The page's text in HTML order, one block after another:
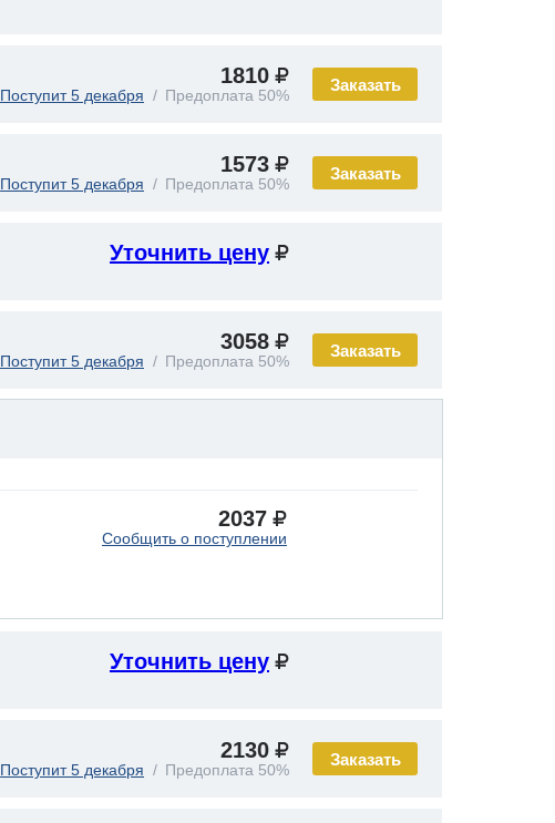
Заказать
1810
Поступит 5 декабря Предоплата 50%
Заказать
1573
Поступит 5 декабря Предоплата 50%
Уточнить цену
Заказать
3058
Поступит 5 декабря Предоплата 50%
2037
Сообщить о поступлении
Уточнить цену
Заказать
2130
Поступит 5 декабря Предоплата 50%